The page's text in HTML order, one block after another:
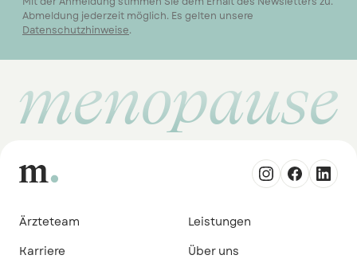
Abmeldung jederzeit möglich. Es gelten unsere
Datenschutzhinweise.
menopause
Ärzteteam
Leistungen
Karriere
Über uns